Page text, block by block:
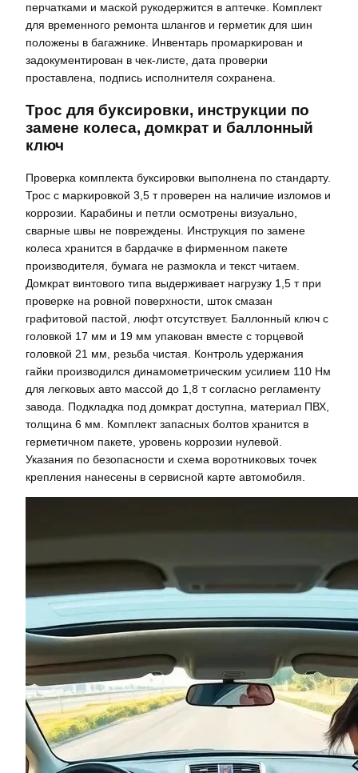
перчатками и маской рукодержится в аптечке. Комплект
для временного ремонта шлангов и герметик для шин
положены в багажнике. Инвентарь промаркирован и
задокументирован в чек-листе, дата проверки
проставлена, подпись исполнителя сохранена.
Трос для буксировки, инструкции по
замене колеса, домкрат и баллонный
ключ
Проверка комплекта буксировки выполнена по стандарту.
Трос с маркировкой 3,5 т проверен на наличие изломов и
коррозии. Карабины и петли осмотрены визуально,
сварные швы не повреждены. Инструкция по замене
колеса хранится в бардачке в фирменном пакете
производителя, бумага не размокла и текст читаем.
Домкрат винтового типа выдерживает нагрузку 1,5 т при
проверке на ровной поверхности, шток смазан
графитовой пастой, люфт отсутствует. Баллонный ключ с
головкой 17 мм и 19 мм упакован вместе с торцевой
головкой 21 мм, резьба чистая. Контроль удержания
гайки производился динамометрическим усилием 110 Нм
для легковых авто массой до 1,8 т согласно регламенту
завода. Подкладка под домкрат доступна, материал ПВХ,
толщина 6 мм. Комплект запасных болтов хранится в
герметичном пакете, уровень коррозии нулевой.
Указания по безопасности и схема воротниковых точек
крепления нанесены в сервисной карте автомобиля.